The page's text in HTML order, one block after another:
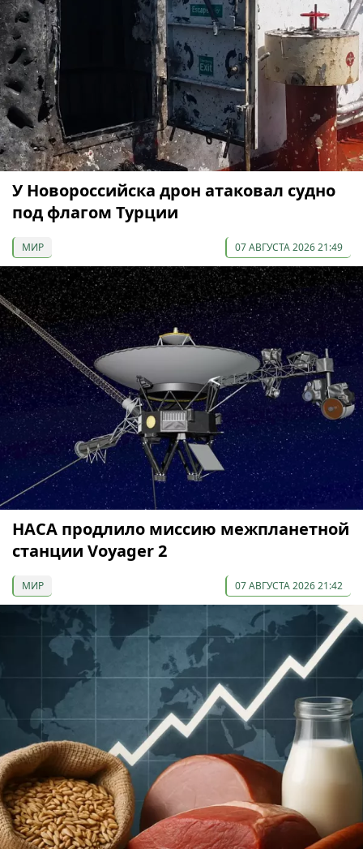
У Новороссийска дрон атаковал судно
под флагом Турции
МИР 07 АВГУСТА 2026 21:49
НАСА продлило миссию межпланетной
станции Voyager 2
МИР 07 АВГУСТА 2026 21:42